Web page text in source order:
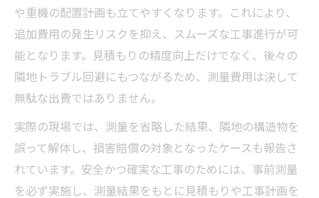
や重機の配置計画も立てやすくなります。これにより、
追加費用の発生リスクを抑え、スムーズな工事進行が可
能となります。見積もりの精度向上だけでなく、後々の
隣地トラブル回避にもつながるため、測量費用は決して
無駄な出費ではありません。
実際の現場では、測量を省略した結果、隣地の構造物を
誤って解体し、損害賠償の対象となったケースも報告さ
れています。安全かつ確実な工事のためには、事前測量
を必ず実施し、測量結果をもとに見積もりや工事計画を